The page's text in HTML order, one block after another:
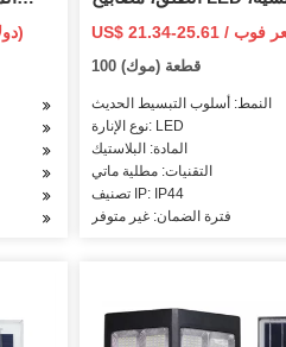
الطبيعية الشمسية
للحديقة، الفناء، الفناء،
100 قطعة (موك)
النمط: أسلوب التبسيط الحديث
نوع الإنارة: LED
المادة: البلاستيك
التقنيات: مطلية ماتي
تصنيف IP: IP44
فترة الضمان: غير متوفر
20-65 دولارًا أمريكيًا / قطعة (سعر فوب)